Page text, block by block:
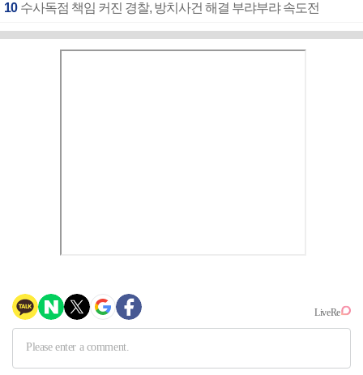
10 수사독점 책임 커진 경찰, 방치사건 해결 부랴부랴 속도전